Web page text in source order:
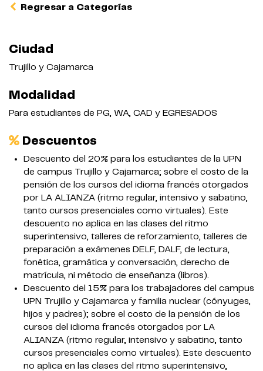
Regresar a Categorías
Ciudad
Trujillo y Cajamarca
Modalidad
Para estudiantes de PG, WA, CAD y EGRESADOS
Descuentos
Descuento del 20% para los estudiantes de la UPN
de campus Trujillo y Cajamarca; sobre el costo de la
pensión de los cursos del idioma francés otorgados
por LA ALIANZA (ritmo regular, intensivo y sabatino,
tanto cursos presenciales como virtuales). Este
descuento no aplica en las clases del ritmo
superintensivo, talleres de reforzamiento, talleres de
preparación a exámenes DELF, DALF, de lectura,
fonética, gramática y conversación, derecho de
matrícula, ni método de enseñanza (libros).
Descuento del 15% para los trabajadores del campus
UPN Trujillo y Cajamarca y familia nuclear (cónyuges,
hijos y padres); sobre el costo de la pensión de los
cursos del idioma francés otorgados por LA
ALIANZA (ritmo regular, intensivo y sabatino, tanto
cursos presenciales como virtuales). Este descuento
no aplica en las clases del ritmo superintensivo,